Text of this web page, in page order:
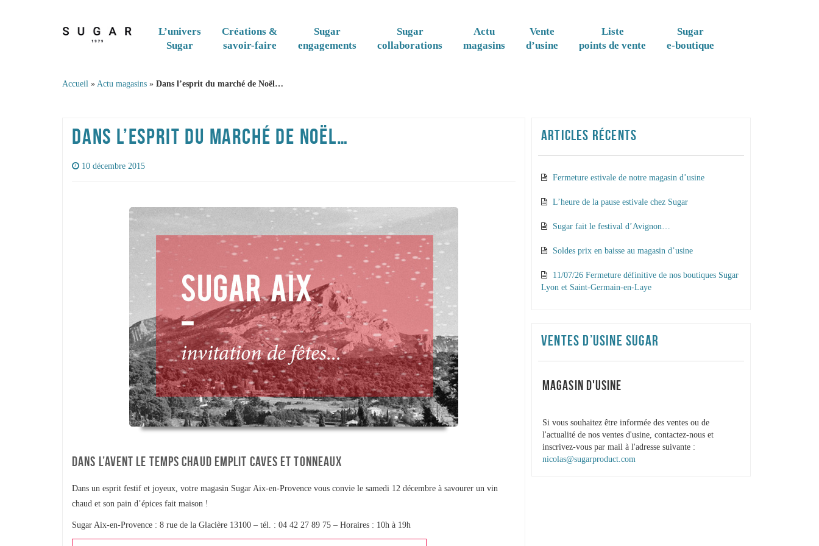
Skip to content
L’univers
Sugar
Créations &
savoir-faire
Sugar
engagements
Sugar
collaborations
Actu
magasins
Vente
d’usine
Liste
points de vente
Sugar
e-boutique
Accueil » Actu magasins » Dans l’esprit du marché de Noël…
DANS L’ESPRIT DU MARCHÉ DE NOËL…
10 décembre 2015
DANS L’AVENT LE TEMPS CHAUD EMPLIT CAVES ET TONNEAUX
Dans un esprit festif et joyeux, votre magasin Sugar Aix-en-Provence vous convie le samedi 12 décembre à savourer un vin
chaud et son pain d’épices fait maison !
Sugar Aix-en-Provence : 8 rue de la Glacière 13100 – tél. : 04 42 27 89 75 – Horaires : 10h à 19h
ARTICLES RÉCENTS
Fermeture estivale de notre magasin d’usine
L’heure de la pause estivale chez Sugar
Sugar fait le festival d’Avignon…
Soldes prix en baisse au magasin d’usine
11/07/26 Fermeture définitive de nos boutiques Sugar
Lyon et Saint-Germain-en-Laye
VENTES D’USINE SUGAR
MAGASIN D'USINE
Si vous souhaitez être informée des ventes ou de
l'actualité de nos ventes d'usine, contactez-nous et
inscrivez-vous par mail à l'adresse suivante :
nicolas@sugarproduct.com